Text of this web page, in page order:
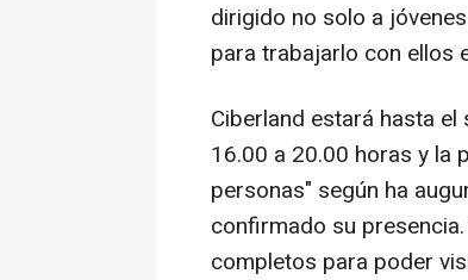
dirigido no solo a
para trabajarlo con ellos
Ciberland estará hasta
16.00 a 20.00 horas y la
personas" según ha
confirmado su
completos para poder